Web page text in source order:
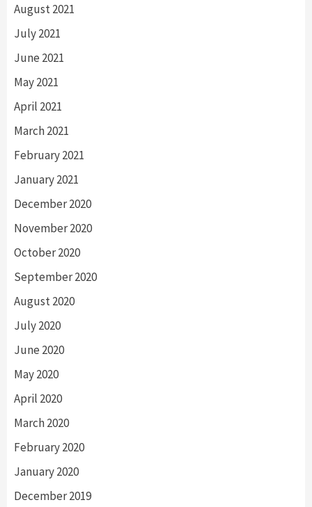
August 2021
July 2021
June 2021
May 2021
April 2021
March 2021
February 2021
January 2021
December 2020
November 2020
October 2020
September 2020
August 2020
July 2020
June 2020
May 2020
April 2020
March 2020
February 2020
January 2020
December 2019